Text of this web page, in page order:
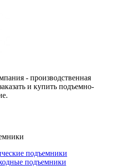
- производственная
и купить подъемно-
подъемники
подъемники